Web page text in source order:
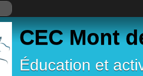
CEC Mont
Éducation et
des cookies